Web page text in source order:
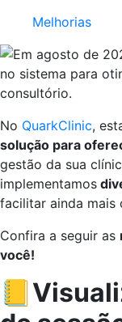
Melhorias
No QuarkClinic,
solução para
gestão da sua
implementamos
facilitar ainda mais
Confira a seguir as
você!